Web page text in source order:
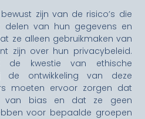
zijn van de risico’s die
van hun gegevens en
ze alleen gebruikmaken van
zijn over hun privacybeleid.
kwestie van ethische
de ontwikkeling van deze
moeten ervoor zorgen dat
van bias en dat ze geen
voor bepaalde groepen